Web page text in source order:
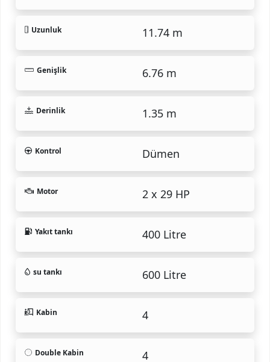
Uzunluk 11.74 m
Genişlik 6.76 m
Derinlik 1.35 m
Kontrol Dümen
Motor 2 x 29 HP
Yakıt tankı 400 Litre
su tankı 600 Litre
Kabin 4
Double Kabin 4